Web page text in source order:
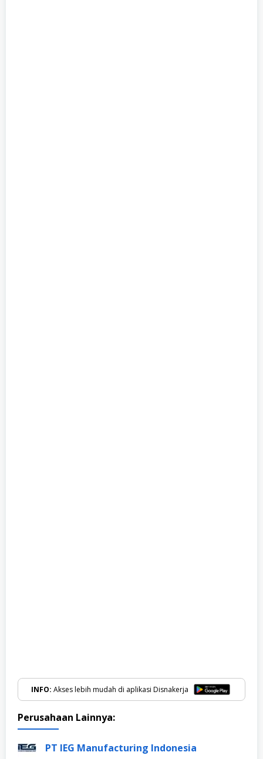
INFO: Akses lebih mudah di aplikasi Disnakerja
Perusahaan Lainnya:
PT IEG Manufacturing Indonesia